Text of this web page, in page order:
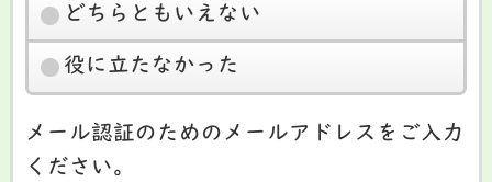
どちらともいえない
役に立たなかった
メール認証のためのメールアドレスをご入力
ください。